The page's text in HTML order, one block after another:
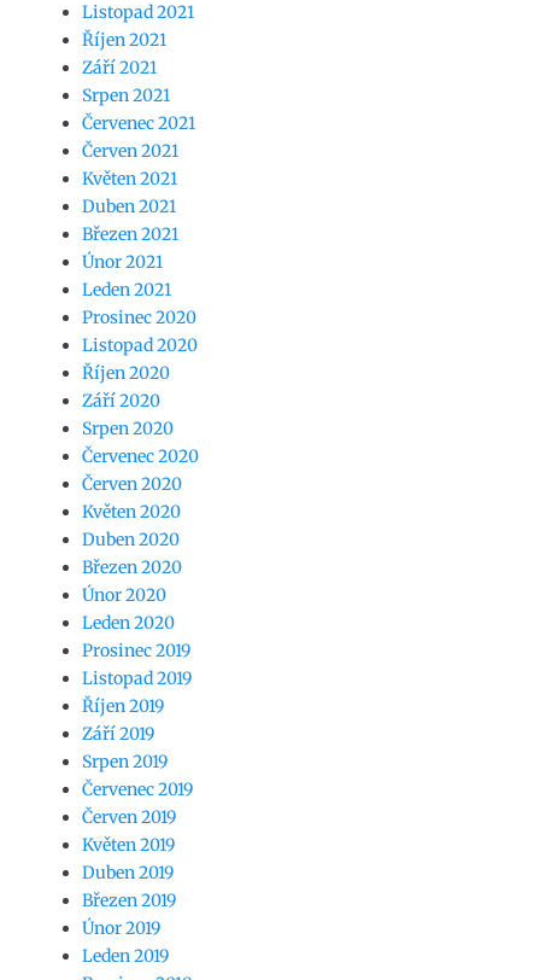
Listopad 2021
Říjen 2021
Září 2021
Srpen 2021
Červenec 2021
Červen 2021
Květen 2021
Duben 2021
Březen 2021
Únor 2021
Leden 2021
Prosinec 2020
Listopad 2020
Říjen 2020
Září 2020
Srpen 2020
Červenec 2020
Červen 2020
Květen 2020
Duben 2020
Březen 2020
Únor 2020
Leden 2020
Prosinec 2019
Listopad 2019
Říjen 2019
Září 2019
Srpen 2019
Červenec 2019
Červen 2019
Květen 2019
Duben 2019
Březen 2019
Únor 2019
Leden 2019